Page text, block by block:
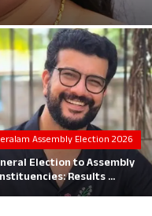
Assembly Election 2026
Election to Assembly
Results ...